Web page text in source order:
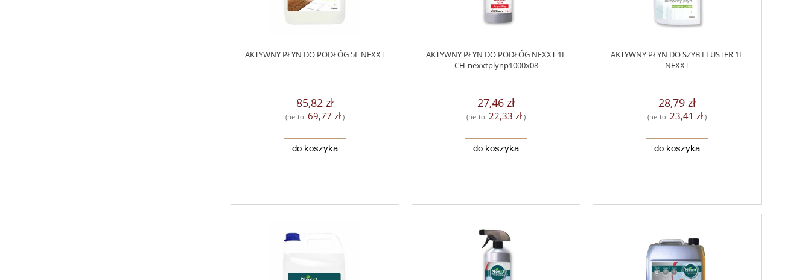
AKTYWNY PŁYN DO PODŁÓG 5L NEXXT
85,82 zł
(netto: 69,77 zł )
do koszyka
AKTYWNY PŁYN DO PODŁÓG NEXXT 1L
CH-nexxtplynp1000x08
27,46 zł
(netto: 22,33 zł )
do koszyka
AKTYWNY PŁYN DO SZYB I LUSTER 1L
NEXXT
28,79 zł
(netto: 23,41 zł )
do koszyka